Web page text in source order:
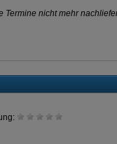
nicht mehr